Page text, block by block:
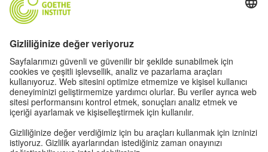
Community „Deutsch für dich“
Öğretmen portalı “Deutschstunde”
Gizlilik ve erişilebilirlik
Gizlilik ayarları
Erişilebilirlik